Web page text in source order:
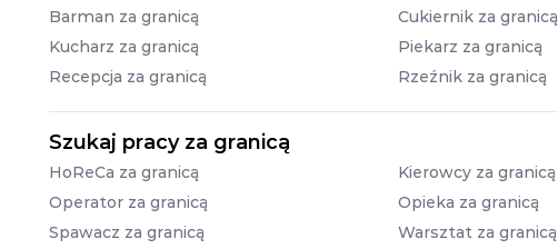
Barman za granicą Cukiernik za granicą
Kucharz za granicą
Piekarz za granicą
Recepcja za granicą
Rzeźnik za granicą
Szukaj pracy za granicą
HoReCa za granicą Kierowcy za granicą
Operator za granicą
Opieka za granicą
Spawacz za granicą
Warsztat za granicą